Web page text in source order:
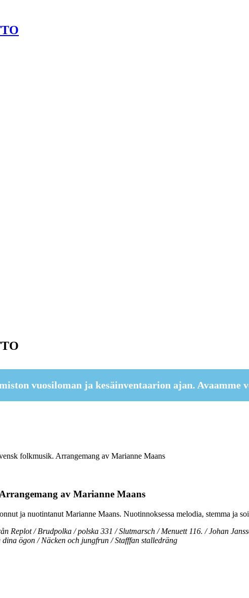
vuosiloman ja kesäinventaarion ajan. Avaamme
folkmusik. Arrangemang av Marianne Maans
av Marianne Maans
ja nuotintanut Marianne Maans. Nuotinnoksessa melodia, stemma ja
Replot / Brudpolka / polska 331 / Slutmarsch / Menuett 116. / Johan
ögon / Näcken och jungfrun / Stafffan stalledräng